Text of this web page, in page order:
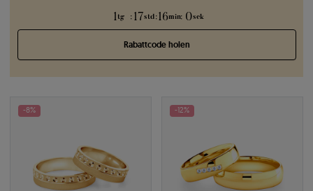
1 tg : 17 std :15min: 59sek
Rabattcode holen
-8% -12%